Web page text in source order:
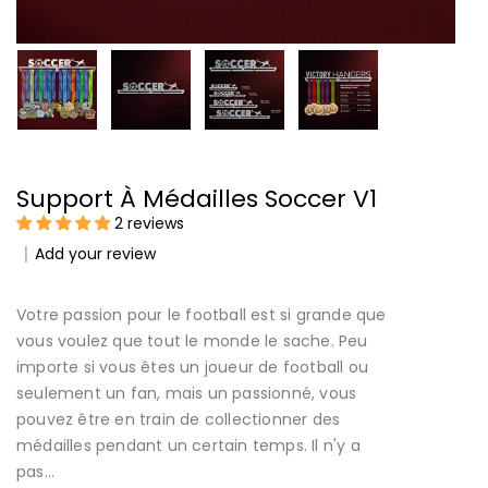
Support À Médailles Soccer V1
2 reviews
Add your review
Votre passion pour le football est si grande que
vous voulez que tout le monde le sache. Peu
importe si vous êtes un joueur de football ou
seulement un fan, mais un passionné, vous
pouvez être en train de collectionner des
médailles pendant un certain temps. Il n'y a
pas...